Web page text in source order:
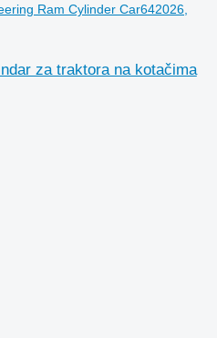
Ram Cylinder Car642026,
za traktora na kotačima